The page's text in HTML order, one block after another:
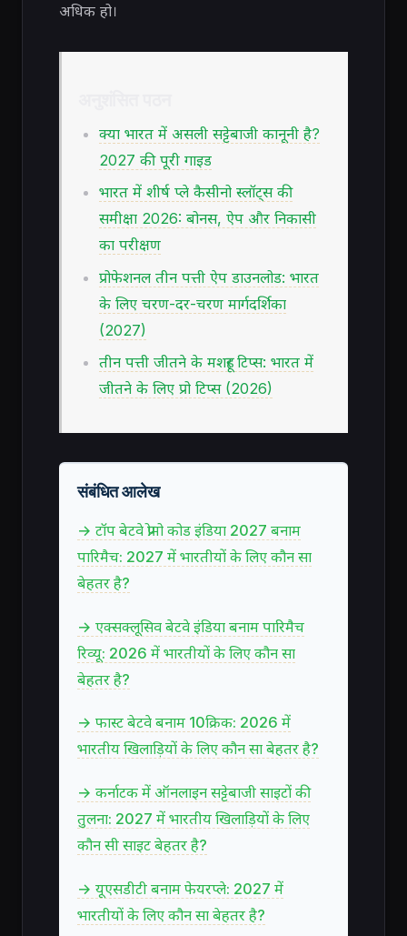
अधिक हो।
क्या भारत में असली सट्टेबाजी कानूनी है?
2027 की पूरी गाइड
भारत में शीर्ष प्ले कैसीनो स्लॉट्स की
समीक्षा 2026: बोनस, ऐप और निकासी
का परीक्षण
प्रोफेशनल तीन पत्ती ऐप डाउनलोड: भारत
के लिए चरण-दर-चरण मार्गदर्शिका
(2027)
तीन पत्ती जीतने के मशहूर टिप्स: भारत में
जीतने के लिए प्रो टिप्स (2026)
संबंधित आलेख
→ टॉप बेटवे प्रोमो कोड इंडिया 2027 बनाम
पारिमैच: 2027 में भारतीयों के लिए कौन सा
बेहतर है?
→ एक्सक्लूसिव बेटवे इंडिया बनाम पारिमैच
रिव्यू: 2026 में भारतीयों के लिए कौन सा
बेहतर है?
→ फास्ट बेटवे बनाम 10क्रिक: 2026 में
भारतीय खिलाड़ियों के लिए कौन सा बेहतर है?
→ कर्नाटक में ऑनलाइन सट्टेबाजी साइटों की
तुलना: 2027 में भारतीय खिलाड़ियों के लिए
कौन सी साइट बेहतर है?
→ यूएसडीटी बनाम फेयरप्ले: 2027 में
भारतीयों के लिए कौन सा बेहतर है?